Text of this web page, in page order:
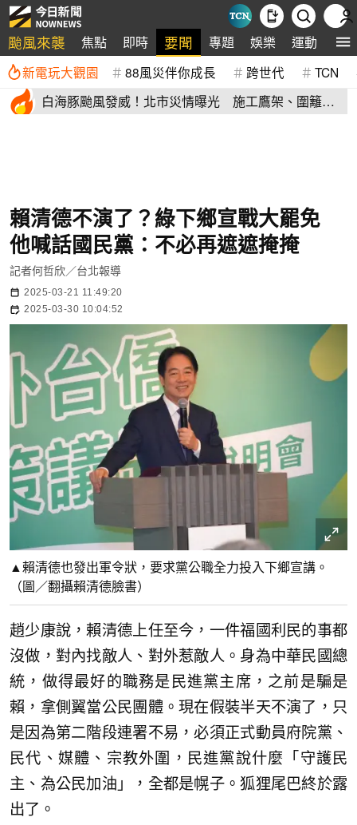
颱風來襲 焦點 即時 要聞 專題 娛樂 運動 全
新電玩大觀園 88風災伴你成長 跨世代 TCN
白海豚颱風發威！北市災情曝光 施工鷹架、圍籬倒
賴清德不演了？綠下鄉宣戰大罷免
他喊話國民黨：不必再遮遮掩掩
記者何哲欣／台北報導
2025-03-21 11:49:20
2025-03-30 10:04:52
▲賴清德也發出軍令狀，要求黨公職全力投入下鄉宣講。
（圖／翻攝賴清德臉書）
趙少康說，賴清德上任至今，一件福國利民的事都
沒做，對內找敵人、對外惹敵人。身為中華民國總
統，做得最好的職務是民進黨主席，之前是騙是
賴，拿側翼當公民團體。現在假裝半天不演了，只
是因為第二階段連署不易，必須正式動員府院黨、
民代、媒體、宗教外圍，民進黨說什麼「守護民
主、為公民加油」，全都是幌子。狐狸尾巴終於露
出了。